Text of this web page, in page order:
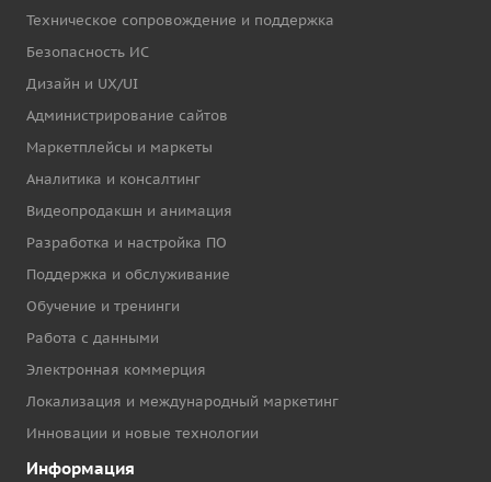
Техническое сопровождение и поддержка
Безопасность ИС
Дизайн и UX/UI
Администрирование сайтов
Маркетплейсы и маркеты
Аналитика и консалтинг
Видеопродакшн и анимация
Разработка и настройка ПО
Поддержка и обслуживание
Обучение и тренинги
Работа с данными
Электронная коммерция
Локализация и международный маркетинг
Инновации и новые технологии
Информация